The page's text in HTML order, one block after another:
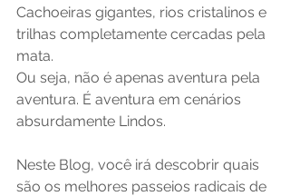
Cachoeiras gigantes, rios cristalinos e
trilhas completamente cercadas pela
mata.
Ou seja, não é apenas aventura pela
aventura. É aventura em cenários
absurdamente Lindos.
Neste Blog, você irá descobrir quais
são os melhores passeios radicais de